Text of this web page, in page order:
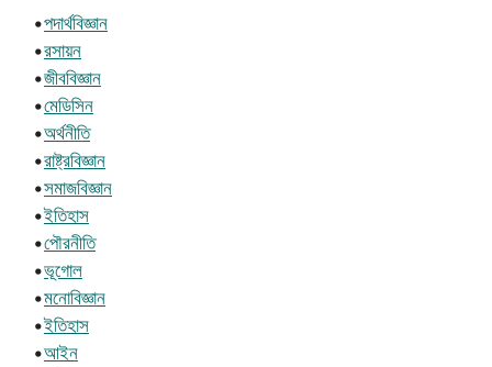
•পদার্থবিজ্ঞান
•রসায়ন
•জীববিজ্ঞান
•মেডিসিন
•অর্থনীতি
•রাষ্ট্রবিজ্ঞান
•সমাজবিজ্ঞান
•ইতিহাস
•পৌরনীতি
•ভূগোল
•মনোবিজ্ঞান
•ইতিহাস
•আইন